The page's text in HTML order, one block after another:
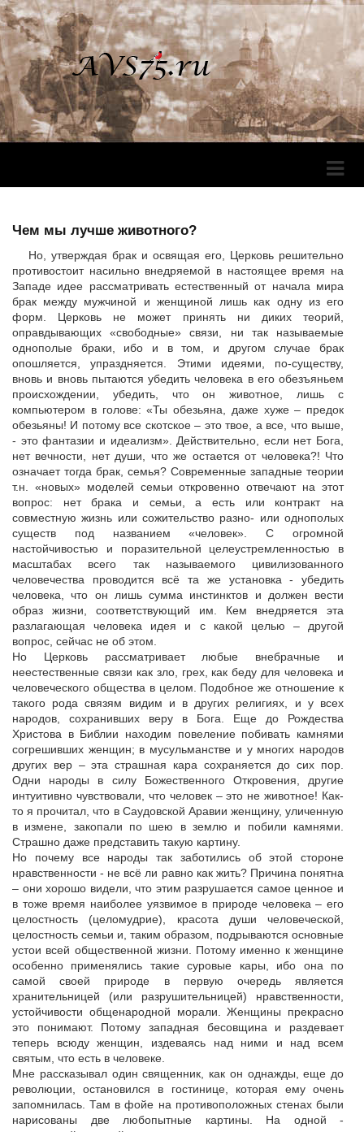
Чем мы лучше животного?
Но, утверждая брак и освящая его, Церковь решительно
противостоит насильно внедряемой в настоящее время на
Западе идее рассматривать естественный от начала мира
брак между мужчиной и женщиной лишь как одну из его
форм. Церковь не может принять ни диких теорий,
оправдывающих «свободные» связи, ни так называемые
однополые браки, ибо и в том, и другом случае брак
опошляется, упраздняется. Этими идеями, по-существу,
вновь и вновь пытаются убедить человека в его обезъяньем
происхождении, убедить, что он животное, лишь с
компьютером в голове: «Ты обезьяна, даже хуже – предок
обезьяны! И потому все скотское – это твое, а все, что выше,
- это фантазии и идеализм». Действительно, если нет Бога,
нет вечности, нет души, что же остается от человека?! Что
означает тогда брак, семья? Современные западные теории
т.н. «новых» моделей семьи откровенно отвечают на этот
вопрос: нет брака и семьи, а есть или контракт на
совместную жизнь или сожительство разно- или однополых
существ под названием «человек». С огромной
настойчивостью и поразительной целеустремленностью в
масштабах всего так называемого цивилизованного
человечества проводится всё та же установка - убедить
человека, что он лишь сумма инстинктов и должен вести
образ жизни, соответствующий им. Кем внедряется эта
разлагающая человека идея и с какой целью – другой
вопрос, сейчас не об этом.
Но Церковь рассматривает любые внебрачные и
неестественные связи как зло, грех, как беду для человека и
человеческого общества в целом. Подобное же отношение к
такого рода связям видим и в других религиях, и у всех
народов, сохранивших веру в Бога. Еще до Рождества
Христова в Библии находим повеление побивать камнями
согрешивших женщин; в мусульманстве и у многих народов
других вер – эта страшная кара сохраняется до сих пор.
Одни народы в силу Божественного Откровения, другие
интуитивно чувствовали, что человек – это не животное! Как-
то я прочитал, что в Саудовской Аравии женщину, уличенную
в измене, закопали по шею в землю и побили камнями.
Страшно даже представить такую картину.
Но почему все народы так заботились об этой стороне
нравственности - не всё ли равно как жить? Причина понятна
– они хорошо видели, что этим разрушается самое ценное и
в тоже время наиболее уязвимое в природе человека – его
целостность (целомудрие), красота души человеческой,
целостность семьи и, таким образом, подрываются основные
устои всей общественной жизни. Потому именно к женщине
особенно применялись такие суровые кары, ибо она по
самой своей природе в первую очередь является
хранительницей (или разрушительницей) нравственности,
устойчивости общенародной морали. Женщины прекрасно
это понимают. Потому западная бесовщина и раздевает
теперь всюду женщин, издеваясь над ними и над всем
святым, что есть в человеке.
Мне рассказывал один священник, как он однажды, еще до
революции, остановился в гостинице, которая ему очень
запомнилась. Там в фойе на противоположных стенах были
нарисованы две любопытные картины. На одной -